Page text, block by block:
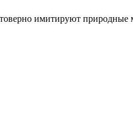
имитируют природные